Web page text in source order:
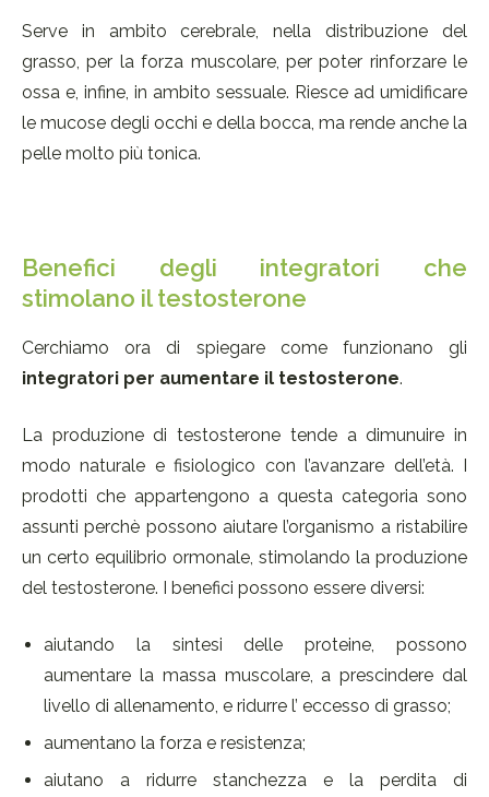
Serve in ambito cerebrale, nella distribuzione del
grasso, per la forza muscolare, per poter rinforzare le
ossa e, infine, in ambito sessuale. Riesce ad umidificare
le mucose degli occhi e della bocca, ma rende anche la
pelle molto più tonica.
Benefici degli integratori che
stimolano il testosterone
Cerchiamo ora di spiegare come funzionano gli
integratori per aumentare il testosterone.
La produzione di testosterone tende a dimunuire in
modo naturale e fisiologico con l’avanzare dell’età. I
prodotti che appartengono a questa categoria sono
assunti perchè possono aiutare l’organismo a ristabilire
un certo equilibrio ormonale, stimolando la produzione
del testosterone. I benefici possono essere diversi:
aiutando la sintesi delle proteine, possono
aumentare la massa muscolare, a prescindere dal
livello di allenamento, e ridurre l’ eccesso di grasso;
aumentano la forza e resistenza;
aiutano a ridurre stanchezza e la perdita di